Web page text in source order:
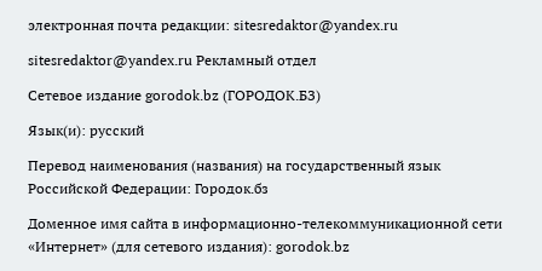
электронная почта редакции: sitesredaktor@yandex.ru
sitesredaktor@yandex.ru Рекламный отдел
Сетевое издание gorodok.bz (ГОРОДОК.БЗ)
Язык(и): русский
Перевод наименования (названия) на государственный язык
Российской Федерации: Городок.бз
Доменное имя сайта в информационно-телекоммуникационной сети
«Интернет» (для сетевого издания): gorodok.bz